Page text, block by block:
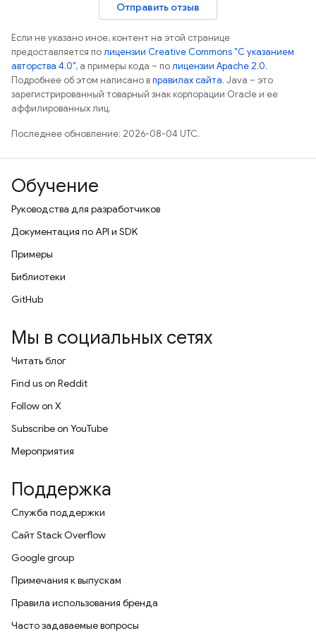
Отправить отзыв
Если не указано иное, контент на этой странице
предоставляется полицензии Creative Commons "С указанием
авторства 4.0", а примеры кода – полицензии Apache 2.0.
Подробнее об этом написано вправилах сайта. Java – это
зарегистрированный товарный знак корпорации Oracle и ее
аффилированных лиц.
Последнее обновление: 2026-08-04 UTC.
Обучение
Руководства для разработчиков
Документация по API и SDK
Примеры
Библиотеки
GitHub
Мы в социальных сетях
Читать блог
Find us on Reddit
Follow on X
Subscribe on YouTube
Мероприятия
Поддержка
Служба поддержки
Сайт Stack Overflow
Google group
Примечания к выпускам
Правила использования бренда
Часто задаваемые вопросы